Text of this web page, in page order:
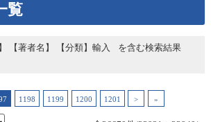
覧
【著者名】 【分類】輸入 を含む検索結果
1198 1199 1200 1201 > »